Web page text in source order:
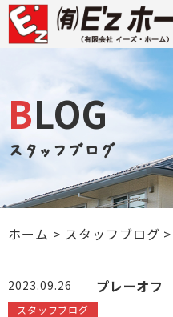
BLOG
スタッフブログ
ホーム > スタッフブログ >
2023.09.26 プレーオフ
スタッフブログ